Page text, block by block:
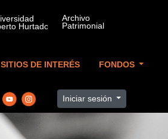
SITIOS DE INTERÉS FONDOS
Iniciar sesión